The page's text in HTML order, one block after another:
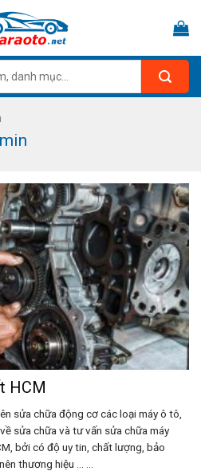
HCM
sửa chữa động cơ các loại máy ô tô,
sửa chữa và tư vấn sửa chữa máy
bởi có độ uy tin, chất lượng, bảo
thương hiệu ... ...